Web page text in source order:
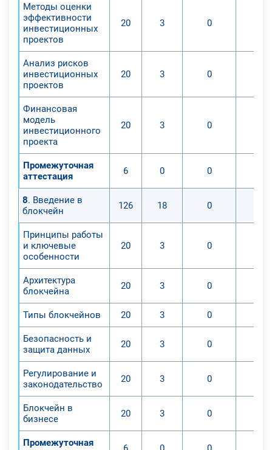
Методы оценки
эффективности
инвестиционных
проектов
20 3 0
Анализ рисков
инвестиционных
проектов
20 3 0
Финансовая
модель
инвестиционного
проекта
20 3 0
Промежуточная
аттестация
6 0 0
8. Введение в
блокчейн
126 18 0
Принципы работы
и ключевые
особенности
20 3 0
Архитектура
блокчейна
20 3 0
Типы блокчейнов 20 3 0
Безопасность и
защита данных
20 3 0
Регулирование и
законодательство
20 3 0
Блокчейн в
бизнесе
20 3 0
Промежуточная